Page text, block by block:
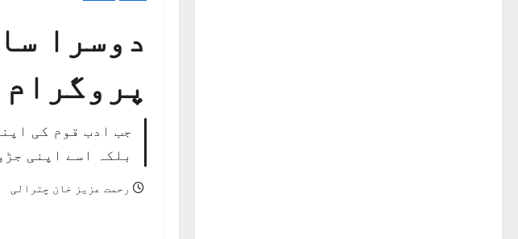
دوسرا
پروگرام 2025
جب ادب قوم کی
بلکہ اسے اپنی
رحمت عزیز خان چترالی